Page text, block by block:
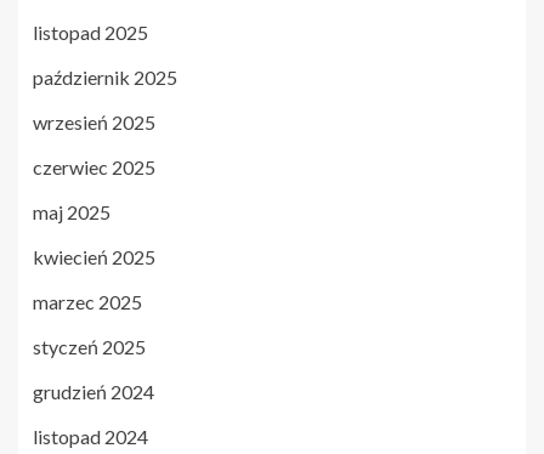
listopad 2025
październik 2025
wrzesień 2025
czerwiec 2025
maj 2025
kwiecień 2025
marzec 2025
styczeń 2025
grudzień 2024
listopad 2024